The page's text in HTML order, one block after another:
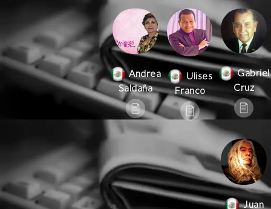
Andrea
Saldaña
Ulises
Franco
Gabriel
Cruz
Juan